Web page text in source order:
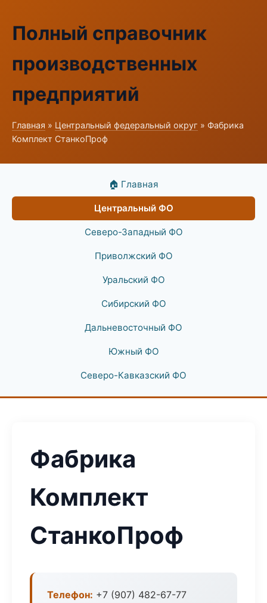
Полный справочник
производственных
предприятий
Главная » Центральный федеральный округ » Фабрика
Комплект СтанкоПроф
🏠 Главная
Центральный ФО
Северо-Западный ФО
Приволжский ФО
Уральский ФО
Сибирский ФО
Дальневосточный ФО
Южный ФО
Северо-Кавказский ФО
Фабрика
Комплект
СтанкоПроф
Телефон: +7 (907) 482-67-77